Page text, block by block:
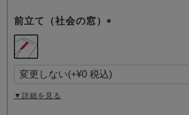
前立て（社会の窓）
須
)
▼詳細を見る